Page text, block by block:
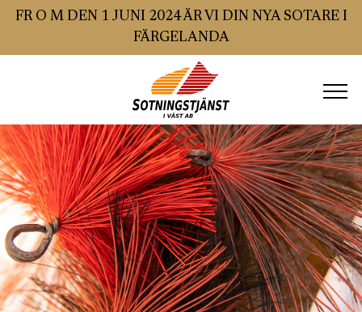
FR O M DEN 1 JUNI 2024 ÄR VI DIN NYA SOTARE I
FÄRGELANDA
Hem
Sotning
Brandskyddskontroll
SSR GODKÄND BESIKTNING
Ventilation